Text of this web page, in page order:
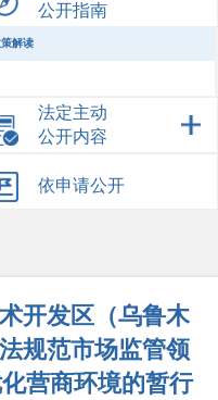
解读
公开指南
法定主动
公开内容
依申请公开
开发区（乌鲁木
规范市场监管领
营商环境的暂行